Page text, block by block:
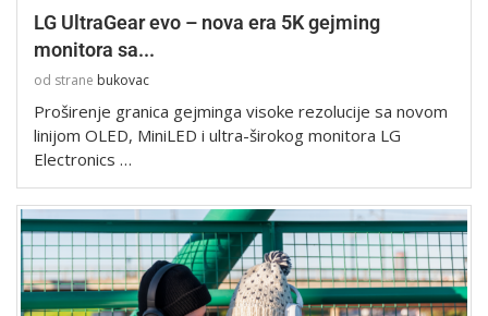
LG UltraGear evo – nova era 5K gejming
monitora sa...
od strane bukovac
Proširenje granica gejminga visoke rezolucije sa novom
linijom OLED, MiniLED i ultra-širokog monitora LG
Electronics …